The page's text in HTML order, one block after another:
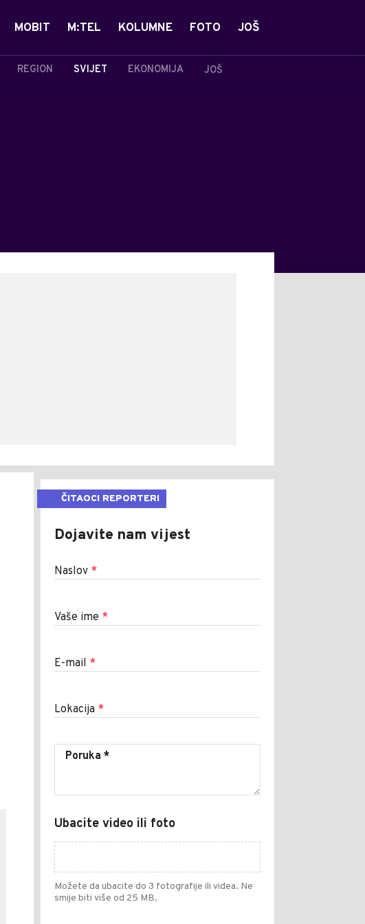
REGION SVIJET EKONOMIJA JOŠ
MOBIT M:TEL KOLUMNE FOTO JOŠ
ČITAOCI REPORTERI
Dojavite nam vijest
Naslov *
Vaše ime *
E-mail *
Lokacija *
Ubacite video ili foto
Možete da ubacite do 3 fotografije ili videa. Ne
smije biti više od 25 MB.